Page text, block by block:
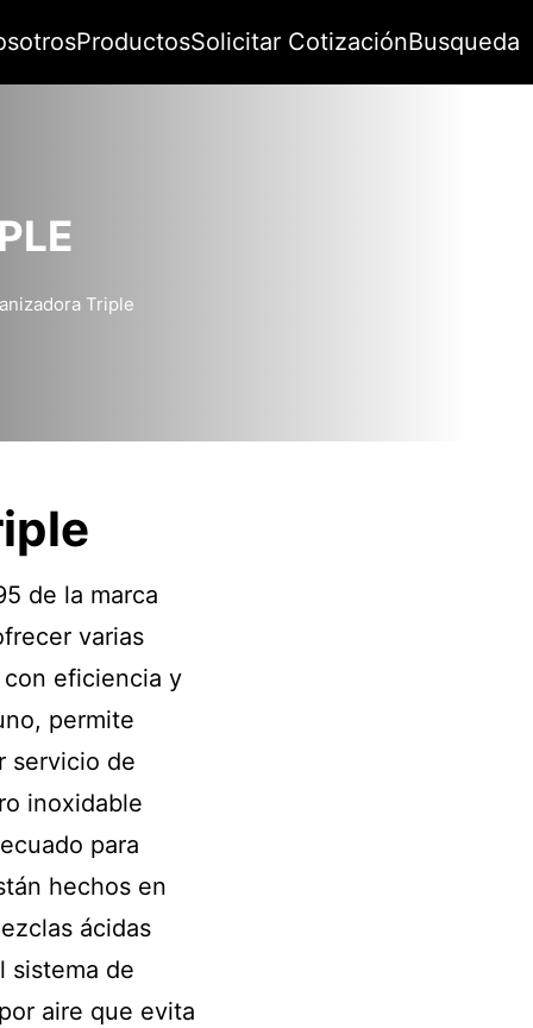
ProductosSolicitar CotizaciónBusqueda
Triple
de la marca
varias
eficiencia y
permite
servicio de
inoxidable
para
hechos en
ácidas
sistema de
aire que evita